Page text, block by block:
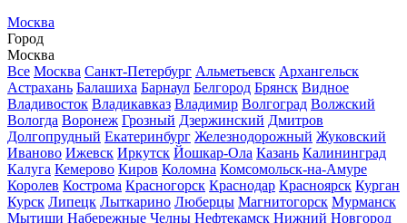
Москва
Город
Москва
Все Москва Санкт-Петербург Альметьевск Архангельск
Астрахань Балашиха Барнаул Белгород Брянск Видное
Владивосток Владикавказ Владимир Волгоград Волжский
Вологда Воронеж Грозный Дзержинский Дмитров
Долгопрудный Екатеринбург Железнодорожный Жуковский
Иваново Ижевск Иркутск Йошкар-Ола Казань Калининград
Калуга Кемерово Киров Коломна Комсомольск-на-Амуре
Королев Кострома Красногорск Краснодар Красноярск Курган
Курск Липецк Лыткарино Люберцы Магнитогорск Мурманск
Мытищи Набережные Челны Нефтекамск Нижний Новгород